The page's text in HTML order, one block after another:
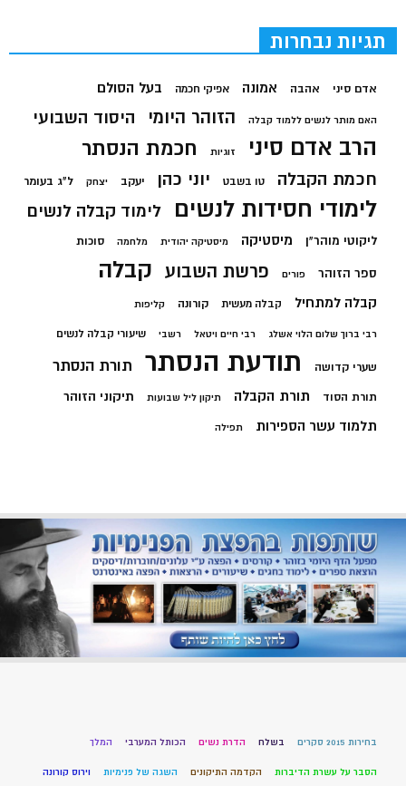
תגיות נבחרות
אדם סיני אהבה אמונה אפיקי חכמה בעל הסולם
האם מותר לנשים ללמוד קבלה הזוהר היומי היסוד השבועי
הרב אדם סיני זוגיות חכמת הנסתר
חכמת הקבלה טו בשבט יוני כהן יעקב יצחק ל"ג בעומר
לימודי חסידות לנשים לימוד קבלה לנשים
ליקוטי מוהר"ן מיסטיקה מיסטיקה יהודית מלחמה סוכות
ספר הזוהר פורים פרשת השבוע קבלה
קבלה למתחיל קבלה מעשית קורונה קליפות
רבי ברוך שלום הלוי אשלג רבי חיים ויטאל רשבי שיעורי קבלה לנשים
שערי קדושה תודעת הנסתר תורת הנסתר
תורת הסוד תורת הקבלה תיקון ליל שבועות תיקוני הזוהר
תלמוד עשר הספירות תפילה
בחירות 2015 סקרים בשלח הדרת נשים הכותל המערבי המלך
הסבר על עשרת הדיברות הקדמה התיקונים השגה של פנימיות וירוס קורונה